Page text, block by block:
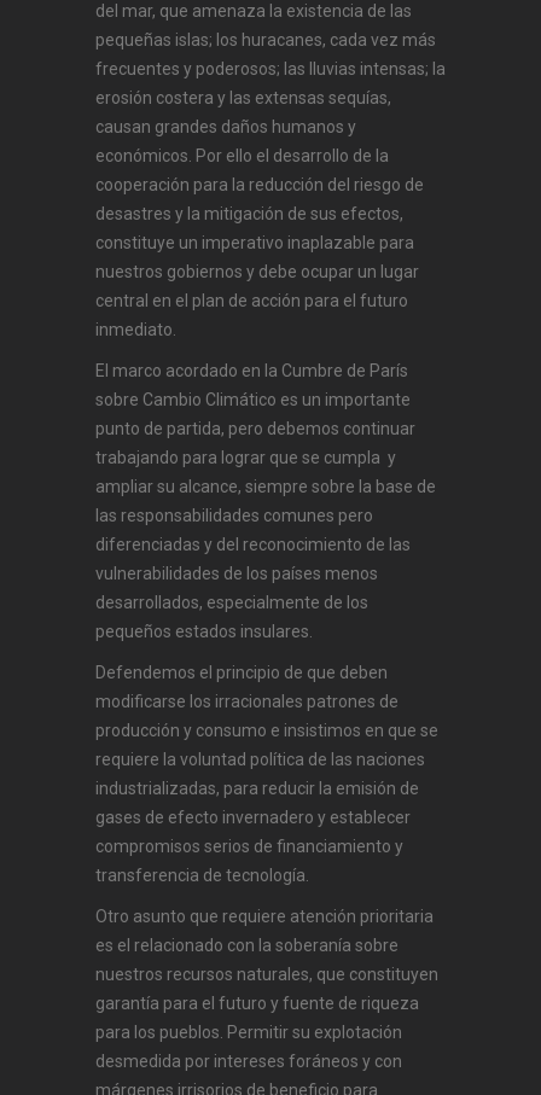
del mar, que amenaza la existencia de las
pequeñas islas; los huracanes, cada vez más
frecuentes y poderosos; las lluvias intensas; la
erosión costera y las extensas sequías,
causan grandes daños humanos y
económicos. Por ello el desarrollo de la
cooperación para la reducción del riesgo de
desastres y la mitigación de sus efectos,
constituye un imperativo inaplazable para
nuestros gobiernos y debe ocupar un lugar
central en el plan de acción para el futuro
inmediato.
El marco acordado en la Cumbre de París
sobre Cambio Climático es un importante
punto de partida, pero debemos continuar
trabajando para lograr que se cumpla y
ampliar su alcance, siempre sobre la base de
las responsabilidades comunes pero
diferenciadas y del reconocimiento de las
vulnerabilidades de los países menos
desarrollados, especialmente de los
pequeños estados insulares.
Defendemos el principio de que deben
modificarse los irracionales patrones de
producción y consumo e insistimos en que se
requiere la voluntad política de las naciones
industrializadas, para reducir la emisión de
gases de efecto invernadero y establecer
compromisos serios de financiamiento y
transferencia de tecnología.
Otro asunto que requiere atención prioritaria
es el relacionado con la soberanía sobre
nuestros recursos naturales, que constituyen
garantía para el futuro y fuente de riqueza
para los pueblos. Permitir su explotación
desmedida por intereses foráneos y con
márgenes irrisorios de beneficio para